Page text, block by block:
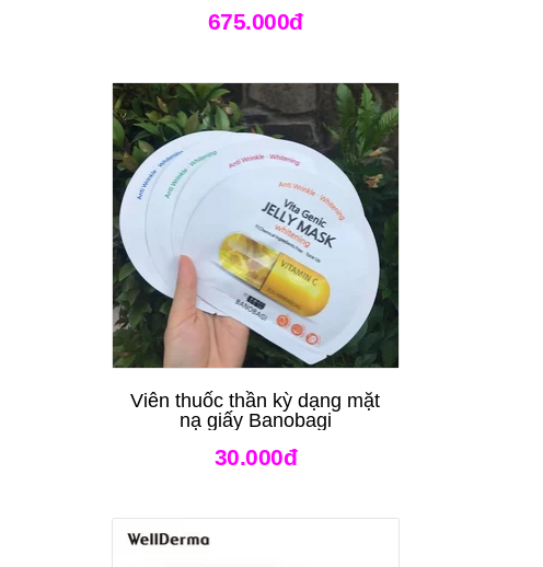
675.000đ
Viên thuốc thần kỳ dạng mặt
nạ giấy Banobagi
30.000đ